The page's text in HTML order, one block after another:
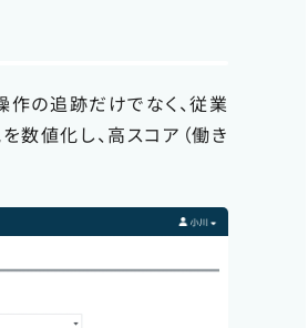
作の追跡だけでなく、従業
数値化し、高スコア（働き